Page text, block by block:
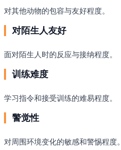
对其他动物的包容与友好程度。
对陌生人友好
面对陌生人时的反应与接纳程度。
训练难度
学习指令和接受训练的难易程度。
警觉性
对周围环境变化的敏感和警惕程度。